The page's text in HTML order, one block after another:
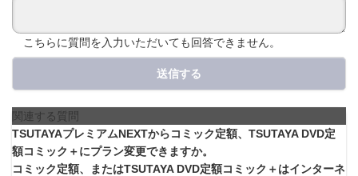
こちらに質問を入力いただいても回答できません。
送信する
関連する質問
TSUTAYAプレミアムNEXTからコミック定額、TSUTAYA DVD定
額コミック＋にプラン変更できますか。
コミック定額、またはTSUTAYA DVD定額コミック＋はインターネ